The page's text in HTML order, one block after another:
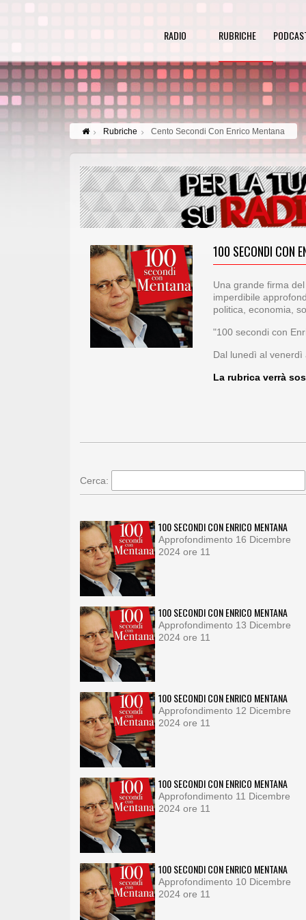
RADIO RUBRICHE
Rubriche Cento Secondi Con Enrico Mentana
100 SECONDI CON
Una grande firma
imperdibile
politica, economia,
"100 secondi con
Dal lunedì al venerdì
La rubrica verrà
Cerca:
100 SECONDI CON ENRICO MENTANA
Approfondimento 16 Dicembre
2024 ore 11
100 SECONDI CON ENRICO MENTANA
Approfondimento 13 Dicembre
2024 ore 11
100 SECONDI CON ENRICO MENTANA
Approfondimento 12 Dicembre
2024 ore 11
100 SECONDI CON ENRICO MENTANA
Approfondimento 11 Dicembre
2024 ore 11
100 SECONDI CON ENRICO MENTANA
Approfondimento 10 Dicembre
2024 ore 11